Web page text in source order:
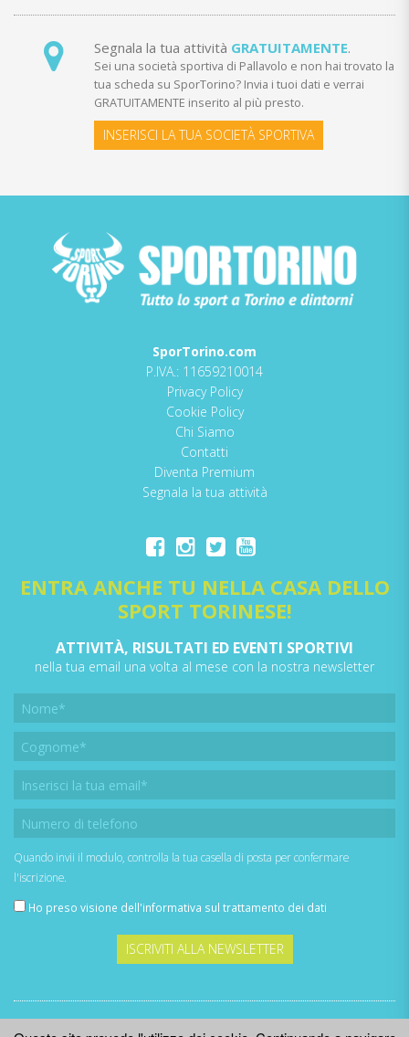
Segnala la tua attività GRATUITAMENTE.
Sei una società sportiva di Pallavolo e non hai trovato la
tua scheda su SporTorino? Invia i tuoi dati e verrai
GRATUITAMENTE inserito al più presto.
INSERISCI LA TUA SOCIETÀ SPORTIVA
SporTorino.com
P.IVA.: 11659210014
Privacy Policy
Cookie Policy
Chi Siamo
Contatti
Diventa Premium
Segnala la tua attività
ENTRA ANCHE TU NELLA CASA DELLO
SPORT TORINESE!
ATTIVITÀ, RISULTATI ED EVENTI SPORTIVI
nella tua email una volta al mese con la nostra newsletter
Quando invii il modulo, controlla la tua casella di posta per confermare
l'iscrizione.
Ho preso visione dell'informativa sul trattamento dei dati
ISCRIVITI ALLA NEWSLETTER